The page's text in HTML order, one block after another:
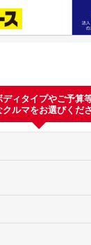
ィタイプやご予算等
ルマをお選びくださ